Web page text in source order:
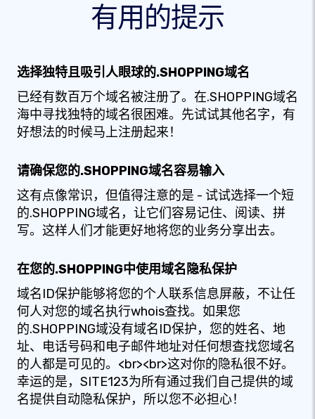
有用的提示
选择独特且吸引人眼球的.SHOPPING域名
已经有数百万个域名被注册了。在.SHOPPING域名
海中寻找独特的域名很困难。先试试其他名字，有
好想法的时候马上注册起来！
请确保您的.SHOPPING域名容易输入
这有点像常识，但值得注意的是 - 试试选择一个短
的.SHOPPING域名，让它们容易记住、阅读、拼
写。这样人们才能更好地将您的业务分享出去。
在您的.SHOPPING中使用域名隐私保护
域名ID保护能够将您的个人联系信息屏蔽，不让任
何人对您的域名执行whois查找。如果您
的.SHOPPING域没有域名ID保护，您的姓名、地
址、电话号码和电子邮件地址对任何想查找您域名
的人都是可见的。<br><br>这对你的隐私很不好。
幸运的是，SITE123为所有通过我们自己提供的域
名提供自动隐私保护，所以您不必担心！